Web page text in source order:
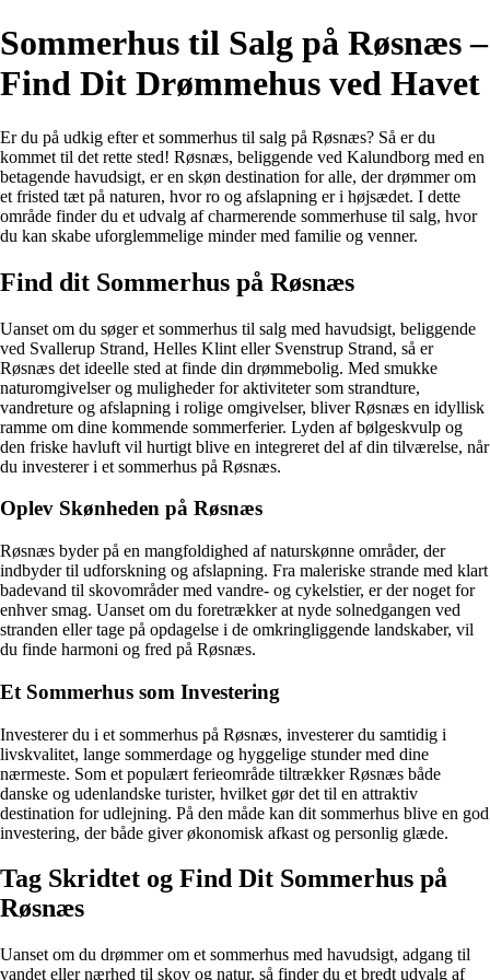
Sommerhus til Salg på Røsnæs –
Find Dit Drømmehus ved Havet
Er du på udkig efter et sommerhus til salg på Røsnæs? Så er du
kommet til det rette sted! Røsnæs, beliggende ved Kalundborg med en
betagende havudsigt, er en skøn destination for alle, der drømmer om
et fristed tæt på naturen, hvor ro og afslapning er i højsædet. I dette
område finder du et udvalg af charmerende sommerhuse til salg, hvor
du kan skabe uforglemmelige minder med familie og venner.
Find dit Sommerhus på Røsnæs
Uanset om du søger et sommerhus til salg med havudsigt, beliggende
ved Svallerup Strand, Helles Klint eller Svenstrup Strand, så er
Røsnæs det ideelle sted at finde din drømmebolig. Med smukke
naturomgivelser og muligheder for aktiviteter som strandture,
vandreture og afslapning i rolige omgivelser, bliver Røsnæs en idyllisk
ramme om dine kommende sommerferier. Lyden af bølgeskvulp og
den friske havluft vil hurtigt blive en integreret del af din tilværelse, når
du investerer i et sommerhus på Røsnæs.
Oplev Skønheden på Røsnæs
Røsnæs byder på en mangfoldighed af naturskønne områder, der
indbyder til udforskning og afslapning. Fra maleriske strande med klart
badevand til skovområder med vandre- og cykelstier, er der noget for
enhver smag. Uanset om du foretrækker at nyde solnedgangen ved
stranden eller tage på opdagelse i de omkringliggende landskaber, vil
du finde harmoni og fred på Røsnæs.
Et Sommerhus som Investering
Investerer du i et sommerhus på Røsnæs, investerer du samtidig i
livskvalitet, lange sommerdage og hyggelige stunder med dine
nærmeste. Som et populært ferieområde tiltrækker Røsnæs både
danske og udenlandske turister, hvilket gør det til en attraktiv
destination for udlejning. På den måde kan dit sommerhus blive en god
investering, der både giver økonomisk afkast og personlig glæde.
Tag Skridtet og Find Dit Sommerhus på
Røsnæs
Uanset om du drømmer om et sommerhus med havudsigt, adgang til
vandet eller nærhed til skov og natur, så finder du et bredt udvalg af